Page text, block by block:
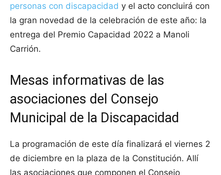
personas con discapacidad y el acto concluirá con
la gran novedad de la celebración de este año: la
entrega del Premio Capacidad 2022 a Manoli
Carrión.
Mesas informativas de las
asociaciones del Consejo
Municipal de la Discapacidad
La programación de este día finalizará el viernes 2
de diciembre en la plaza de la Constitución. Allí
las asociaciones que componen el Consejo